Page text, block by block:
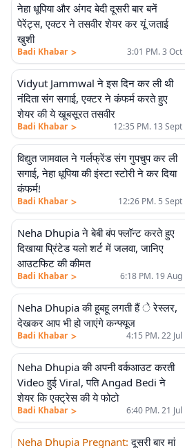
नेहा धूपिया और अंगद बेदी दूसरी बार बनें
पेरेंट्स, एक्टर ने तसवीर शेयर कर यूं जताई
खुशी
Badi Khabar > 3:01 PM. 3 Oct
Vidyut Jammwal ने इस दिन कर ली थी
नंदिता संग सगाई, एक्टर ने कंफर्म करते हुए
शेयर की ये खूबसूरत तसवीर
Badi Khabar > 12:35 PM. 13 Sept
विद्युत जामवाल ने गर्लफ्रेंड संग गुपचुप कर ली
सगाई, नेहा धूपिया की इंस्टा स्टोरी ने कर दिया
कंफर्म!
Badi Khabar > 12:26 PM. 5 Sept
Neha Dhupia ने बेबी बंप फ्लॉन्ट करते हुए
दिखाया प्रिंटेड यलो शर्ट में जलवा, जानिए
आउटफिट की कीमत
Badi Khabar > 6:18 PM. 19 Aug
Neha Dhupia की हूबहू लगती हैं े रेस्लर,
देखकर आप भी हो जाएंगे कन्फ्यूज
Badi Khabar > 4:15 PM. 22 Jul
Neha Dhupia की अपनी वर्कआउट करती
Video हुई Viral, पति Angad Bedi ने
शेयर कि एक्ट्रेस की ये फोटो
Badi Khabar > 6:40 PM. 21 Jul
Neha Dhupia Pregnant: दूसरी बार मां